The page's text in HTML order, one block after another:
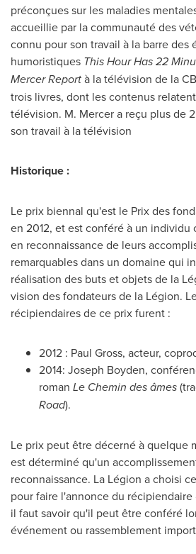
préconçues sur les maladies
accueillie par la communauté des
connu pour son travail à la barre des
humoristiques This Hour Has 22
Mercer Reportà la télévision de la
trois livres, dont les contenus
télévision. M. Mercer a reçu plus de
son travail à la télévision
Historique :
Le prix biennal qu'est le Prix des
en 2012, etest conféré à un individu
en reconnaissance de leurs
remarquables dans un domaine qui
réalisation des buts et objets de la
vision des fondateurs de la Légion.
récipiendaires de ce prix furent :
2012 : Paul Gross, acteur,
2014: Joseph Boyden,
roman Le Chemin des âmes
Road).
Le prix peut être décerné à quelque
est déterminé qu'un
reconnaissance. La Légion a choisi
pour faire l'annonce du
il faut savoir qu'il peut être conféré
événement ou rassemblement